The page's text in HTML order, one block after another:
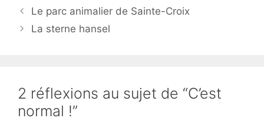
Le parc animalier de Sainte-Croix
La sterne hansel
2 réflexions au sujet de “C’est
normal !”